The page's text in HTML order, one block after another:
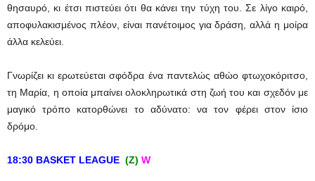
θησαυρό, κι έτσι πιστεύει ότι θα κάνει την τύχη του. Σε λίγο καιρό,
αποφυλακισμένος πλέον, είναι πανέτοιμος για δράση, αλλά η μοίρα
άλλα κελεύει.
Γνωρίζει κι ερωτεύεται σφόδρα ένα παντελώς αθώο φτωχοκόριτσο,
τη Μαρία, η οποία μπαίνει ολοκληρωτικά στη ζωή του και σχεδόν με
μαγικό τρόπο κατορθώνει το αδύνατο: να τον φέρει στον ίσιο
δρόμο.
18:30 BASKET LEAGUE (Ζ) W